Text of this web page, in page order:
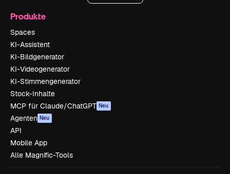
Produkte
Spaces
KI-Assistent
KI-Bildgenerator
KI-Videogenerator
KI-Stimmengenerator
Stock-Inhalte
MCP für Claude/ChatGPT Neu
Agenten Neu
API
Mobile App
Alle Magnific-Tools